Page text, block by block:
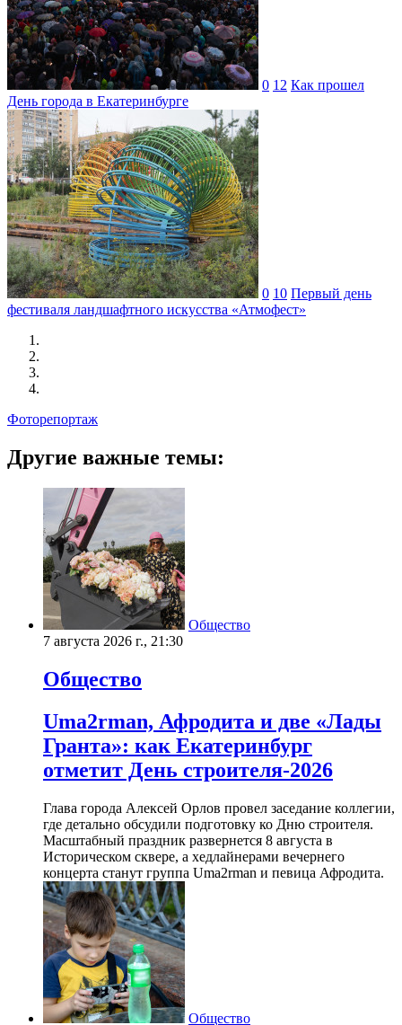
0 12 Как прошел
День города в Екатеринбурге
0 10 Первый день
фестиваля ландшафтного искусства «Атмофест»
Фоторепортаж
Другие важные темы:
Общество
7 августа 2026 г., 21:30
Общество
Uma2rman, Афродита и две «Лады
Гранта»: как Екатеринбург
отметит День строителя-2026
Глава города Алексей Орлов провел заседание коллегии,
где детально обсудили подготовку ко Дню строителя.
Масштабный праздник развернется 8 августа в
Историческом сквере, а хедлайнерами вечернего
концерта станут группа Uma2rman и певица Афродита.
Общество